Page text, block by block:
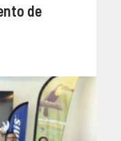
de